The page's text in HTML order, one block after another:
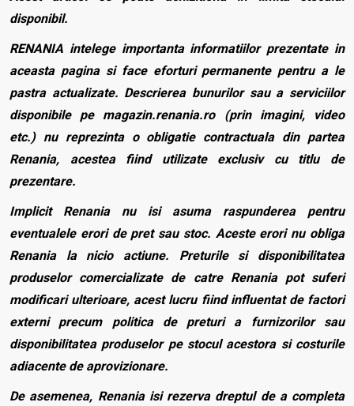
disponibil.
RENANIA intelege importanta informatiilor prezentate in
aceasta pagina si face eforturi permanente pentru a le
pastra actualizate. Descrierea bunurilor sau a serviciilor
disponibile pe magazin.renania.ro (prin imagini, video
etc.) nu reprezinta o obligatie contractuala din partea
Renania, acestea fiind utilizate exclusiv cu titlu de
prezentare.
Implicit Renania nu isi asuma raspunderea pentru
eventualele erori de pret sau stoc. Aceste erori nu obliga
Renania la nicio actiune. Preturile si disponibilitatea
produselor comercializate de catre Renania pot suferi
modificari ulterioare, acest lucru fiind influentat de factori
externi precum politica de preturi a furnizorilor sau
disponibilitatea produselor pe stocul acestora si costurile
adiacente de aprovizionare.
De asemenea, Renania isi rezerva dreptul de a completa